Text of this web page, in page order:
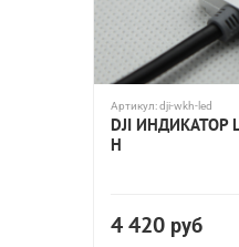
Артикул:dji-wkh-led
DJI ИНДИКАТОР
H
4 420 руб